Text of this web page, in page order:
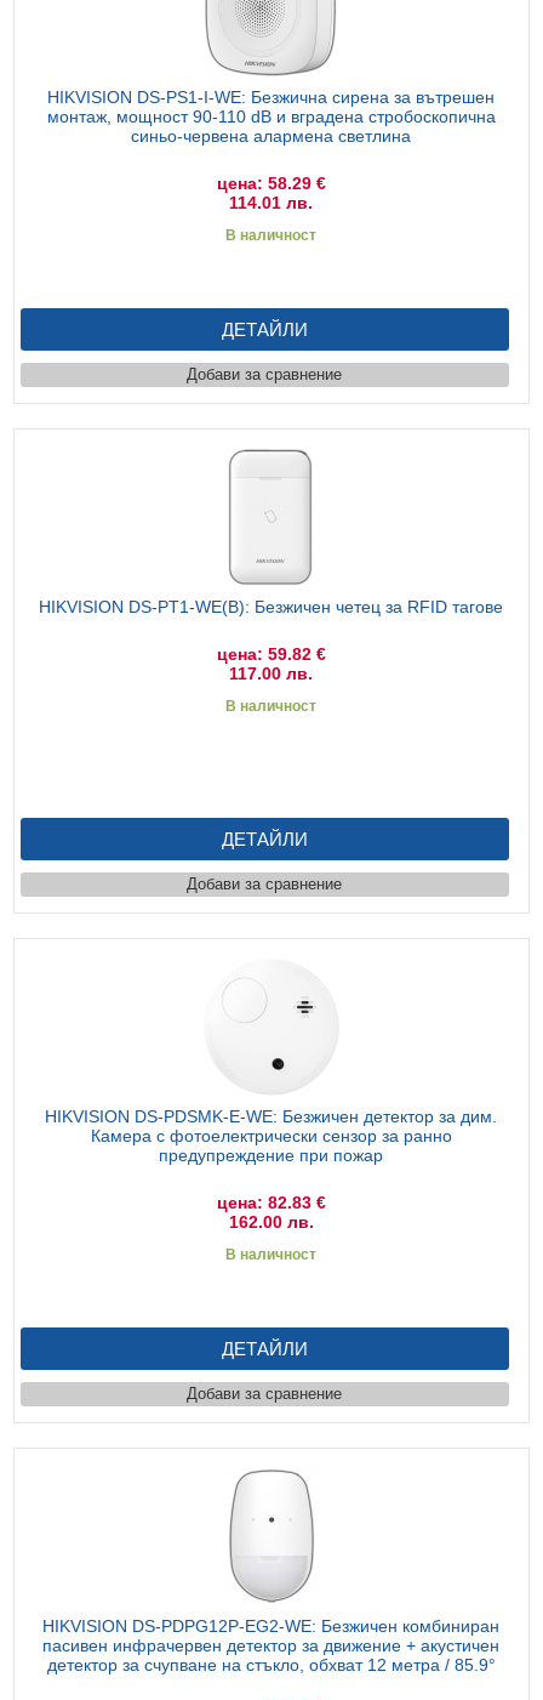
HIKVISION DS-PS1-I-WE: Безжична сирена за вътрешен
монтаж, мощност 90-110 dB и вградена стробоскопична
синьо-червена алармена светлина
цена: 58.29 €
114.01 лв.
В наличност
ДЕТАЙЛИ
Добави за сравнение
HIKVISION DS-PT1-WE(B): Безжичен четец за RFID тагове
цена: 59.82 €
117.00 лв.
В наличност
ДЕТАЙЛИ
Добави за сравнение
HIKVISION DS-PDSMK-E-WE: Безжичен детектор за дим.
Камера с фотоелектрически сензор за ранно
предупреждение при пожар
цена: 82.83 €
162.00 лв.
В наличност
ДЕТАЙЛИ
Добави за сравнение
HIKVISION DS-PDPG12P-EG2-WE: Безжичен комбиниран
пасивен инфрачервен детектор за движение + акустичен
детектор за счупване на стъкло, обхват 12 метра / 85.9°